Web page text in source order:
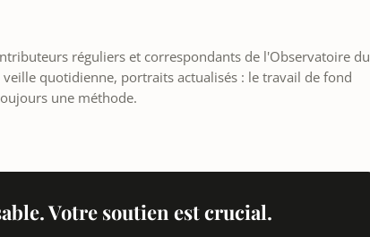
réguliers et correspondants de l'Observatoire du
quotidienne, portraits actualisés : le travail de fond
une méthode.
Votre soutien est crucial.